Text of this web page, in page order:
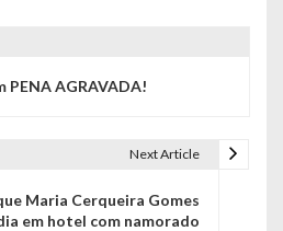
PENA AGRAVADA!
Next Article
Maria Cerqueira Gomes
em hotel com namorado